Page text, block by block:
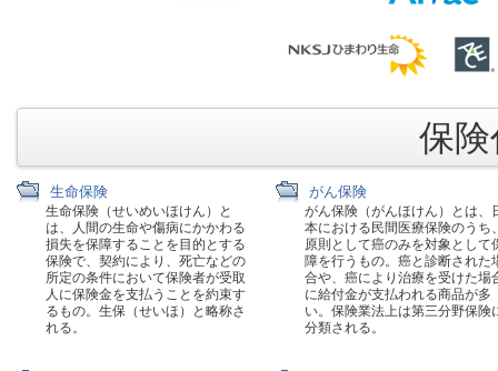
保
生命保険
生命保険（せいめいほけん）と
は、人間の生命や傷病にかかわる
損失を保障することを目的とする
保険で、契約により、死亡などの
所定の条件において保険者が受取
人に保険金を支払うことを約束す
るもの。生保（せいほ）と略称さ
れる。
がん保険
がん保険（がんほけん）とは、
本における民間医療保険のうち
原則として癌のみを対象として
障を行うもの。癌と診断された
合や、癌により治療を受けた場
に給付金が支払われる商品が多
い。保険業法上は第三分野保険
分類される。